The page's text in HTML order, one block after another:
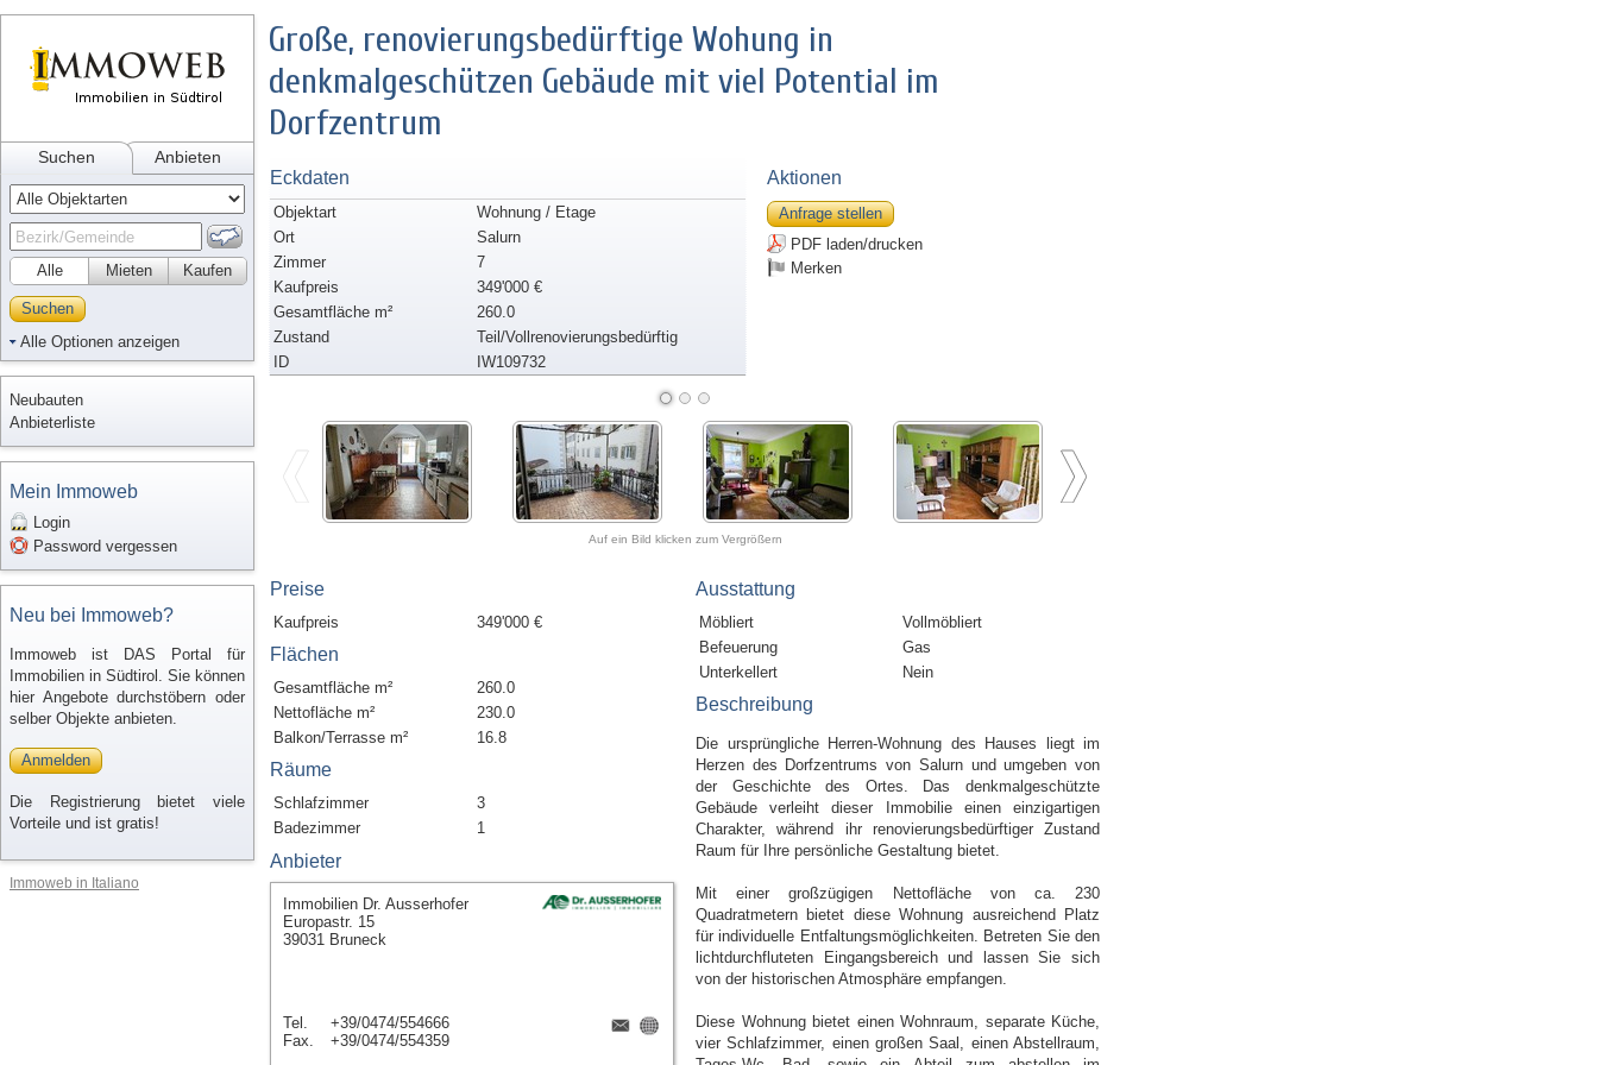
Suchen Anbieten
Alle Kaufen
Mieten
Suchen
Alle Optionen anzeigen
Neubauten
Anbieterliste
Mein Immoweb
Login
Password vergessen
Neu bei Immoweb?
Immoweb ist DAS Portal für
Immobilien in Südtirol. Sie können
hier Angebote durchstöbern oder
selber Objekte anbieten.
Anmelden
Die Registrierung bietet viele
Vorteile und ist gratis!
Immoweb in Italiano
Große, renovierungsbedürftige Wohung in
denkmalgeschützen Gebäude mit viel Potential im
Dorfzentrum
Eckdaten
Objektart
Wohnung / Etage
Ort
Salurn
Zimmer
7
Kaufpreis
349'000 €
Gesamtfläche m²
260.0
Zustand
Teil/Vollrenovierungsbedürftig
ID
IW109732
Aktionen
Anfrage stellen
PDF laden/drucken
Merken
Auf ein Bild klicken zum Vergrößern
Preise
Kaufpreis 349'000 €
Flächen
Gesamtfläche m²
260.0
Nettofläche m²
230.0
Balkon/Terrasse m²
16.8
Räume
Schlafzimmer
3
Badezimmer
1
Ausstattung
Möbliert
Vollmöbliert
Befeuerung
Gas
Unterkellert
Nein
Beschreibung
Die ursprüngliche Herren-Wohnung des Hauses liegt im
Herzen des Dorfzentrums von Salurn und umgeben von
der Geschichte des Ortes. Das denkmalgeschützte
Gebäude verleiht dieser Immobilie einen einzigartigen
Charakter, während ihr renovierungsbedürftiger Zustand
Raum für Ihre persönliche Gestaltung bietet.
Mit einer großzügigen Nettofläche von ca. 230
Quadratmetern bietet diese Wohnung ausreichend Platz
für individuelle Entfaltungsmöglichkeiten. Betreten Sie den
lichtdurchfluteten Eingangsbereich und lassen Sie sich
von der historischen Atmosphäre empfangen.
Diese Wohnung bietet einen Wohnraum, separate Küche,
vier Schlafzimmer, einen großen Saal, einen Abstellraum,
Anbieter
Immobilien Dr. Ausserhofer
Europastr. 15
39031 Bruneck
Tel.
+39/0474/554666
Fax.
+39/0474/554359